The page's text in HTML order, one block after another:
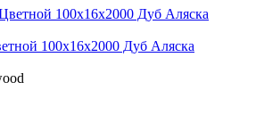
100x16х2000 Дуб Аляска